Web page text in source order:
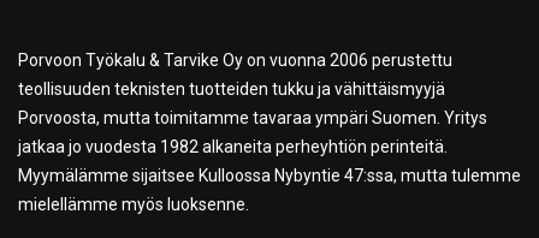
Porvoon Työkalu & Tarvike Oy on vuonna 2006 perustettu
teollisuuden teknisten tuotteiden tukku ja vähittäismyyjä
Porvoosta, mutta toimitamme tavaraa ympäri Suomen. Yritys
jatkaa jo vuodesta 1982 alkaneita perheyhtiön perinteitä.
Myymälämme sijaitsee Kulloossa Nybyntie 47:ssa, mutta tulemme
mielellämme myös luoksenne.